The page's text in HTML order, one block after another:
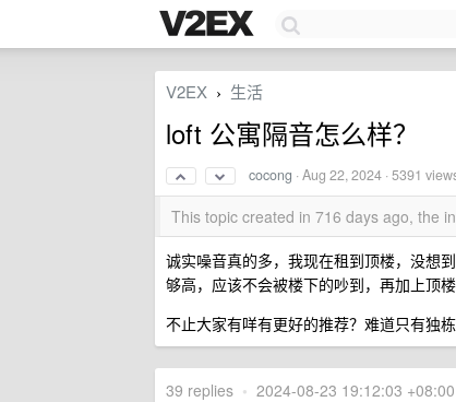
V2EX › 生活
loft 公寓隔音怎么样？
cocong ·Aug 22, 2024 · 5391
This topic created in 716 days ago, the
诚实噪音真的多，我现在租到顶楼，没想
够高，应该不会被楼下的吵到，再加上顶
不止大家有咩有更好的推荐？难道只有独栋
39 replies • 2024-08-23 19:12:03 +08:00